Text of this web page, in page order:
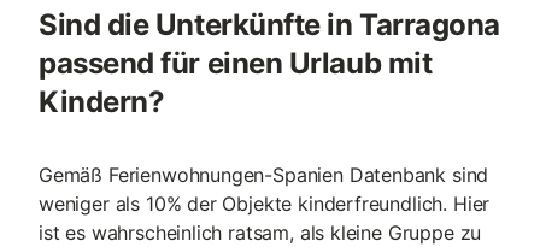
Sind die Unterkünfte in Tarragona
passend für einen Urlaub mit
Kindern?
Gemäß Ferienwohnungen-Spanien Datenbank sind
weniger als 10% der Objekte kinderfreundlich. Hier
ist es wahrscheinlich ratsam, als kleine Gruppe zu